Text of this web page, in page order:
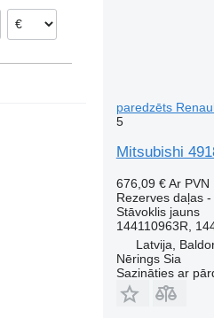
paredzēts
5
Mitsubishi
676,09 € Ar PVN
Rezerves daļas
Stāvoklisjauns
144110963R,
Latvija,
Nērings Sia
Sazināties ar